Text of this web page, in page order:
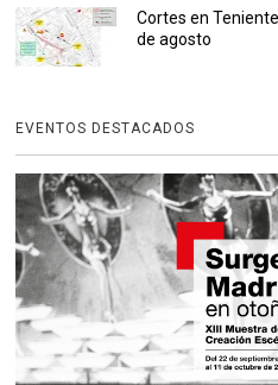
Cortes en
de agosto
EVENTOS DESTACADOS